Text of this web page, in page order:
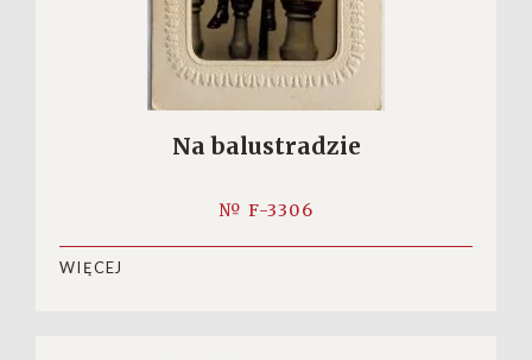
Na balustradzie
№ F-3306
WIĘCEJ